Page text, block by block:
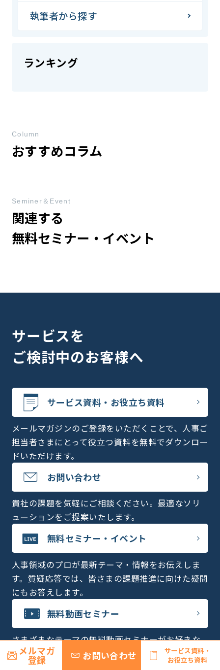
執筆者から探す
ランキング
おすすめコラム
Column
関連する
無料セミナー・イベント
Seminer＆Event
サービスを
ご検討中のお客様へ
サービス資料・お役立ち資料
メールマガジンのご登録をいただくことで、人事ご
担当者さまにとって役立つ資料を無料でダウンロー
ドいただけます。
お問い合わせ
貴社の課題を気軽にご相談ください。最適なソリ
ューションをご提案いたします。
無料セミナー・イベント
人事領域のプロが最新テーマ・情報をお伝えしま
す。質疑応答では、皆さまの課題推進に向けた疑問
にもお答えします。
無料動画セミナー
さまざまなテーマの無料動画セミナーがお好きな
タイミングで全てご視聴いただけます。
メルマガ
登録 お問い合わせ
サービス資料・
お役立ち資料